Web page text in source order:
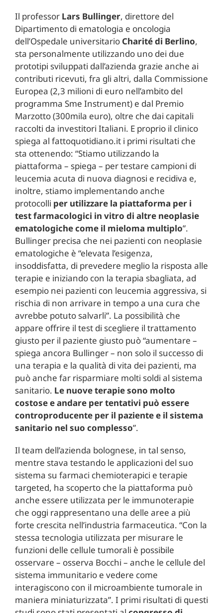
Il professor Lars Bullinger, direttore del
Dipartimento di ematologia e oncologia
dell’Ospedale universitario Charité di Berlino,
sta personalmente utilizzando uno dei due
prototipi sviluppati dall’azienda grazie anche ai
contributi ricevuti, fra gli altri, dalla Commissione
Europea (2,3 milioni di euro nell’ambito del
programma Sme Instrument) e dal Premio
Marzotto (300mila euro), oltre che dai capitali
raccolti da investitori Italiani. E proprio il clinico
spiega al fattoquotidiano.it i primi risultati che
sta ottenendo: “Stiamo utilizzando la
piattaforma – spiega – per testare campioni di
leucemia acuta di nuova diagnosi e recidiva e,
inoltre, stiamo implementando anche
protocolli per utilizzare la piattaforma per i
test farmacologici in vitro di altre neoplasie
ematologiche come il mieloma multiplo”.
Bullinger precisa che nei pazienti con neoplasie
ematologiche è “elevata l’esigenza,
insoddisfatta, di prevedere meglio la risposta alle
terapie e iniziando con la terapia sbagliata, ad
esempio nei pazienti con leucemia aggressiva, si
rischia di non arrivare in tempo a una cura che
avrebbe potuto salvarli”. La possibilità che
appare offrire il test di scegliere il trattamento
giusto per il paziente giusto può “aumentare –
spiega ancora Bullinger – non solo il successo di
una terapia e la qualità di vita dei pazienti, ma
può anche far risparmiare molti soldi al sistema
sanitario. Le nuove terapie sono molto
costose e andare per tentativi può essere
controproducente per il paziente e il sistema
sanitario nel suo complesso”.
Il team dell’azienda bolognese, in tal senso,
mentre stava testando le applicazioni del suo
sistema su farmaci chemioterapici e terapie
targeted, ha scoperto che la piattaforma può
anche essere utilizzata per le immunoterapie
che oggi rappresentano una delle aree a più
forte crescita nell’industria farmaceutica. “Con la
stessa tecnologia utilizzata per misurare le
funzioni delle cellule tumorali è possibile
osservare – osserva Bocchi – anche le cellule del
sistema immunitario e vedere come
interagiscono con il microambiente tumorale in
maniera miniaturizzata”. I primi risultati di questi